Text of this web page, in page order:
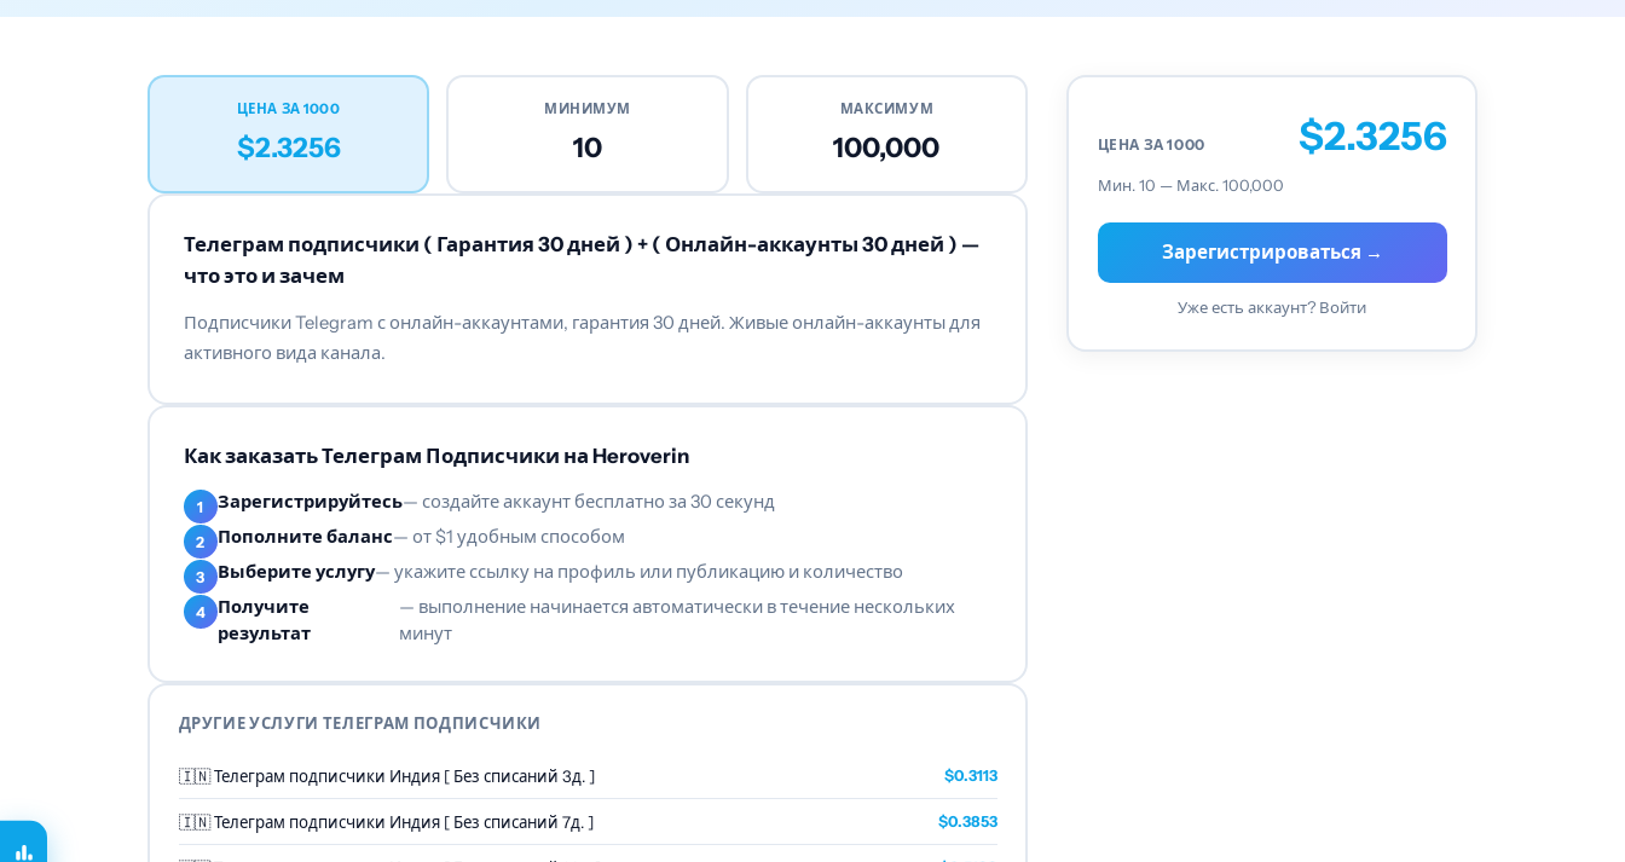
ЦЕНА ЗА 1000
$2.3256
МИНИМУМ
10
МАКСИМУМ
100,000
Телеграм подписчики ( Гарантия 30 дней ) + ( Онлайн-аккаунты 30 дней ) —
что это и зачем
Подписчики Telegram с онлайн-аккаунтами, гарантия 30 дней. Живые онлайн-аккаунты для
активного вида канала.
Как заказать Телеграм Подписчики на Heroverin
Зарегистрируйтесь— создайте аккаунт бесплатно за 30 секунд
Пополните баланс— от $1 удобным способом
Выберите услугу— укажите ссылку на профиль или публикацию и количество
Получите
результат
— выполнение начинается автоматически в течение нескольких
минут
ДРУГИЕ УСЛУГИ ТЕЛЕГРАМ ПОДПИСЧИКИ
🇮🇳 Телеграм подписчики Индия [ Без списаний 3д. ] $0.3113
🇮🇳 Телеграм подписчики Индия [ Без списаний 7д. ] $0.3853
ЦЕНА ЗА 1000 $2.3256
Мин. 10 — Макс. 100,000
Зарегистрироваться →
Уже есть аккаунт? Войти